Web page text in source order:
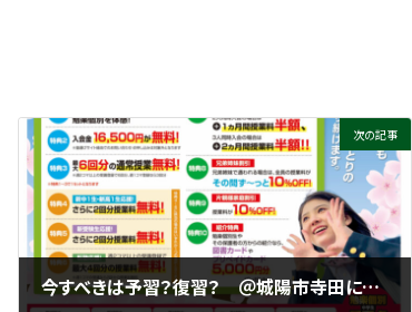
次の記事
今すべきは予習？復習？ ＠城陽市寺田にある個別指導塾 勉楽個別 寺田小・寺田西小・寺田南小・今池小・富野小・深谷小・久世小・久津川小・古川小・城陽中・西城陽中・東城陽・北城陽中・南城陽中・南陽高・城南菱創高・莵道高・久御山高・城陽高